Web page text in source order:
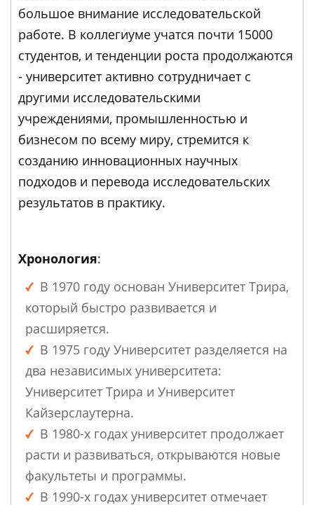
большое внимание исследовательской
работе. В коллегиуме учатся почти 15000
студентов, и тенденции роста продолжаются
- университет активно сотрудничает с
другими исследовательскими
учреждениями, промышленностью и
бизнесом по всему миру, стремится к
созданию инновационных научных
подходов и перевода исследовательских
результатов в практику.
Хронология:
В 1970 году основан Университет Трира,
который быстро развивается и
расширяется.
В 1975 году Университет разделяется на
два независимых университета:
Университет Трира и Университет
Кайзерслаутерна.
В 1980-х годах университет продолжает
расти и развиваться, открываются новые
факультеты и программы.
В 1990-х годах университет отмечает